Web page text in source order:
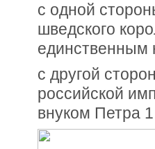
с одной
шведского
единственным
с другой
российской
внуком Петра